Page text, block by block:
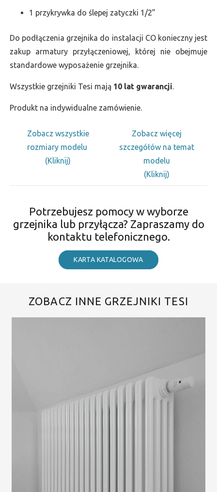
1 przykrywka do ślepej zatyczki 1/2”
Do podłączenia grzejnika do instalacji CO konieczny jest
zakup armatury przyłączeniowej, której nie obejmuje
standardowe wyposażenie grzejnika.
Wszystkie grzejniki Tesi mają 10 lat gwarancji.
Produkt na indywidualne zamówienie.
Zobacz wszystkie
rozmiary modelu
(Kliknij)
Zobacz więcej
szczegółów na temat
modelu
(Kliknij)
Potrzebujesz pomocy w wyborze
grzejnika lub przyłącza? Zapraszamy do
kontaktu telefonicznego.
KARTA KATALOGOWA
ZOBACZ INNE GRZEJNIKI TESI